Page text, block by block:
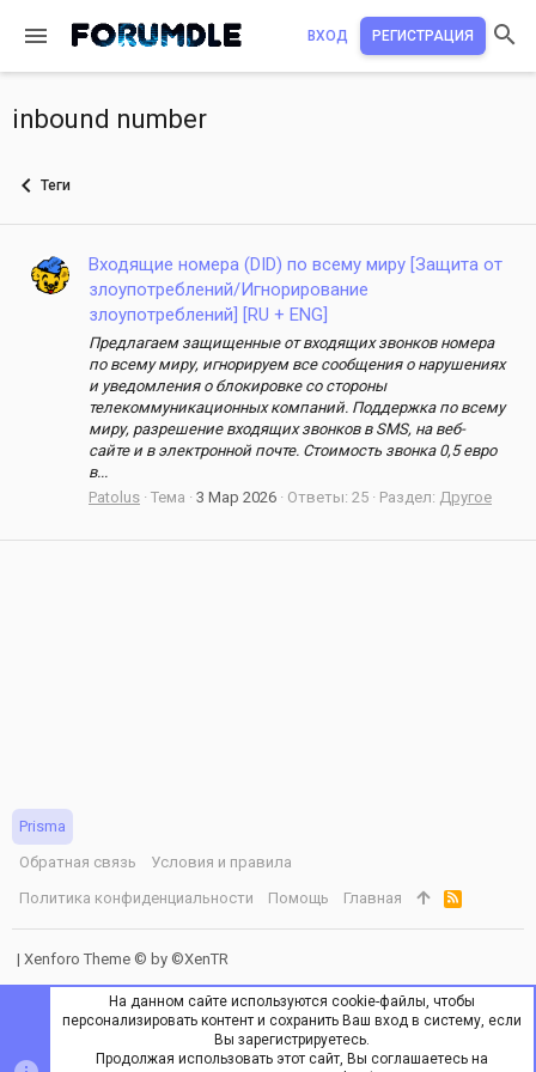
ВХОД РЕГИСТРАЦИЯ
inbound number
Теги
Входящие номера (DID) по всему миру [Защита от
злоупотреблений/Игнорирование
злоупотреблений] [RU + ENG]
Предлагаем защищенные от входящих звонков номера
по всему миру, игнорируем все сообщения о нарушениях
и уведомления о блокировке со стороны
телекоммуникационных компаний. Поддержка по всему
миру, разрешение входящих звонков в SMS, на веб-
сайте и в электронной почте. Стоимость звонка 0,5 евро
в...
Patolus Тема 3 Мар 2026 Ответы: 25 Раздел: Другое
Prisma
Обратная связь
Условия и правила
Политика конфиденциальности
Помощь Главная
R
S
S
| Xenforo Theme © by ©XenTR
На данном сайте используются cookie-файлы, чтобы
персонализировать контент и сохранить Ваш вход в систему, если
Вы зарегистрируетесь.
Продолжая использовать этот сайт, Вы соглашаетесь на